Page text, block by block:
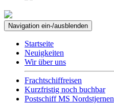
Navigation ein-/ausblenden
Startseite
Neuigkeiten
Wir über uns
Frachtschiffreisen
Kurzfristig noch buchbar
Postschiff MS Nordstjernen